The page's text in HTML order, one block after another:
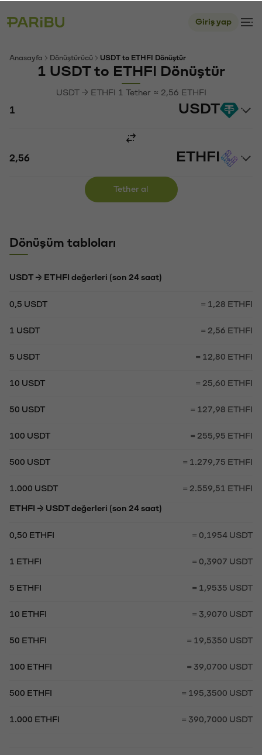
Giriş yap
Anasayfa Dönüştürücü USDT to ETHFI Dönüştür
1 USDT to ETHFI Dönüştür
USDT → ETHFI 1 Tether ≈ 2,56 ETHFI
USDT
ETHFI
Tether al
Dönüşüm tabloları
USDT → ETHFI değerleri (son 24 saat)
0,5 USDT = 1,28 ETHFI
1 USDT = 2,56 ETHFI
5 USDT = 12,80 ETHFI
10 USDT = 25,60 ETHFI
50 USDT = 127,98 ETHFI
100 USDT = 255,95 ETHFI
500 USDT = 1.279,75 ETHFI
1.000 USDT = 2.559,51 ETHFI
ETHFI → USDT değerleri (son 24 saat)
0,50 ETHFI = 0,1954 USDT
1 ETHFI = 0,3907 USDT
5 ETHFI = 1,9535 USDT
10 ETHFI = 3,9070 USDT
50 ETHFI = 19,5350 USDT
100 ETHFI = 39,0700 USDT
500 ETHFI = 195,3500 USDT
1.000 ETHFI = 390,7000 USDT